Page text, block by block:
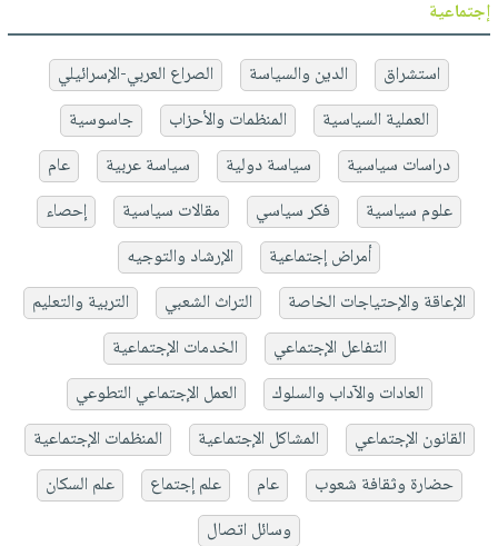
إجتماعية
استشراق الدين والسياسة
الصراع العربي-الإسرائيلي
العملية السياسية
المنظمات والأحزاب
جاسوسية
دراسات سياسية
سياسة دولية سياسة عربية
عام
علوم سياسية
فكر سياسي مقالات سياسية
إحصاء
أمراض إجتماعية
الإرشاد والتوجيه
الإعاقة والإحتياجات الخاصة
التراث الشعبي
التربية والتعليم
التفاعل الإجتماعي
الخدمات الإجتماعية
العادات والآداب والسلوك
العمل الإجتماعي التطوعي
القانون الإجتماعي
المشاكل الإجتماعية
المنظمات الإجتماعية
حضارة وثقافة شعوب
عام علم إجتماع
علم السكان
وسائل اتصال